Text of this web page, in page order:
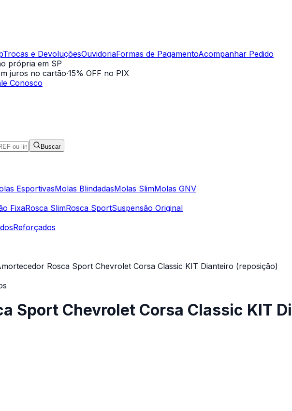
Trocas e DevoluçõesOuvidoriaFormas de PagamentoAcompanhar Pedido
própria em SP
juros no cartão·15% OFF no PIX
Conosco
Buscar
EsportivasMolas BlindadasMolas SlimMolas GNV
FixaRosca SlimRosca SportSuspensão Original
Reforçados
Rosca Sport Chevrolet Corsa Classic KIT Dianteiro (reposição)
Sport Chevrolet Corsa Classic KIT